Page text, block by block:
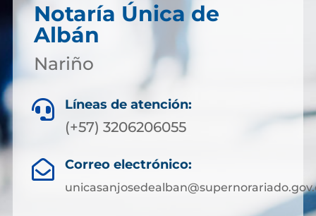
Notaría Única de
Albán
Nariño
 Líneas de atención:
(+57) 3206206055
 Correo electrónico: